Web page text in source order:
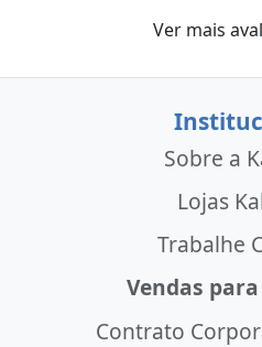
Ver mais
Sobre a
Lojas
Trabalhe
Vendas
Contrato